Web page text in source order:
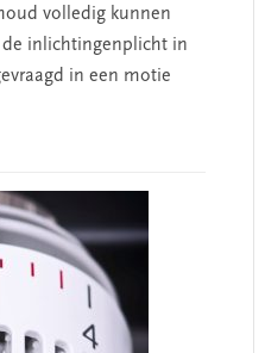
volledig kunnen
inlichtingenplicht in
in een motie